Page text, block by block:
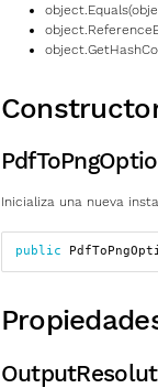
Inicializa una nueva
public